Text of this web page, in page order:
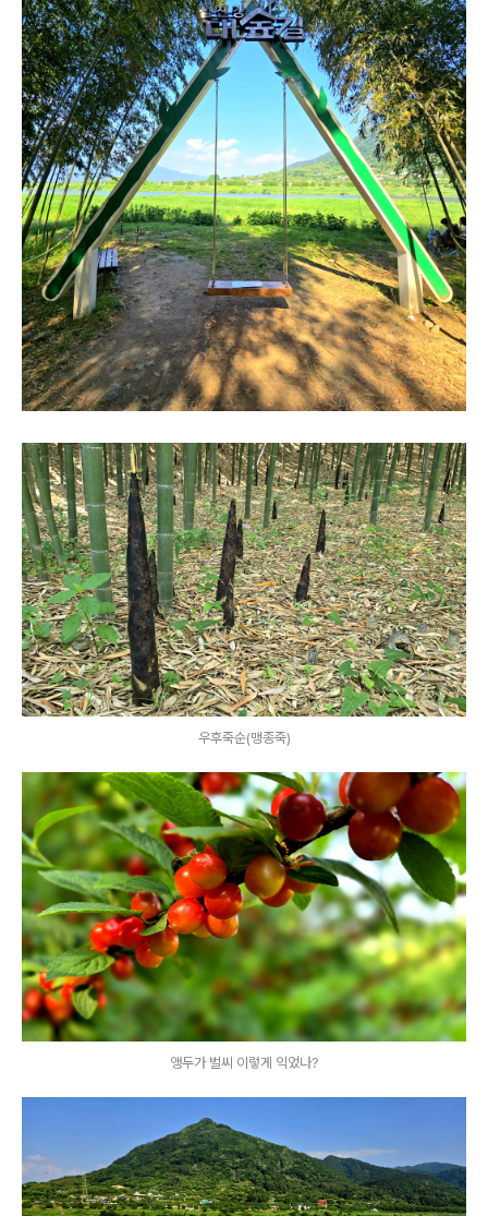
우후죽순(맹종죽)
앵두가 벌씨 이렇게 익었나?